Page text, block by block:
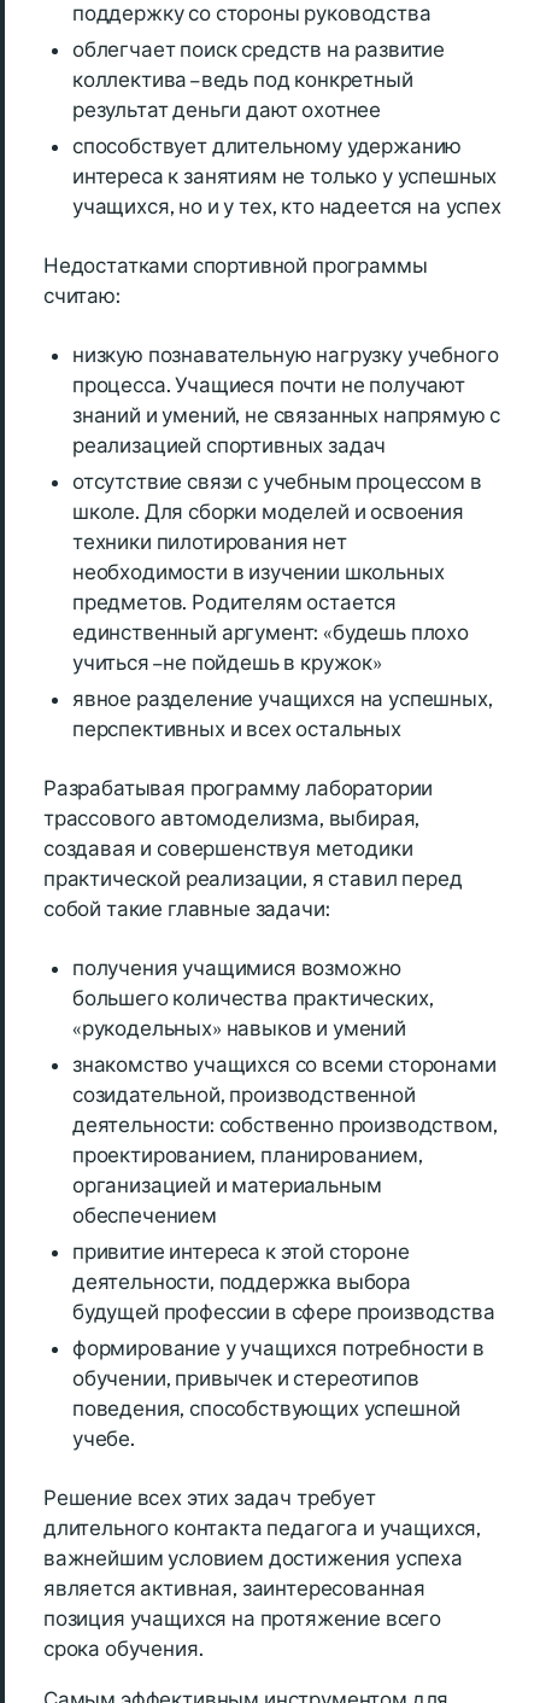
поддержку со стороны руководства
облегчает поиск средств на развитие
коллектива – ведь под конкретный
результат деньги дают охотнее
способствует длительному удержанию
интереса к занятиям не только у успешных
учащихся, но и у тех, кто надеется на успех
Недостатками спортивной программы
считаю:
низкую познавательную нагрузку учебного
процесса. Учащиеся почти не получают
знаний и умений, не связанных напрямую с
реализацией спортивных задач
отсутствие связи с учебным процессом в
школе. Для сборки моделей и освоения
техники пилотирования нет
необходимости в изучении школьных
предметов. Родителям остается
единственный аргумент: «будешь плохо
учиться – не пойдешь в кружок»
явное разделение учащихся на успешных,
перспективных и всех остальных
Разрабатывая программу лаборатории
трассового автомоделизма, выбирая,
создавая и совершенствуя методики
практической реализации, я ставил перед
собой такие главные задачи:
получения учащимися возможно
большего количества практических,
«рукодельных» навыков и умений
знакомство учащихся со всеми сторонами
созидательной, производственной
деятельности: собственно производством,
проектированием, планированием,
организацией и материальным
обеспечением
привитие интереса к этой стороне
деятельности, поддержка выбора
будущей профессии в сфере производства
формирование у учащихся потребности в
обучении, привычек и стереотипов
поведения, способствующих успешной
учебе.
Решение всех этих задач требует
длительного контакта педагога и учащихся,
важнейшим условием достижения успеха
является активная, заинтересованная
позиция учащихся на протяжение всего
срока обучения.